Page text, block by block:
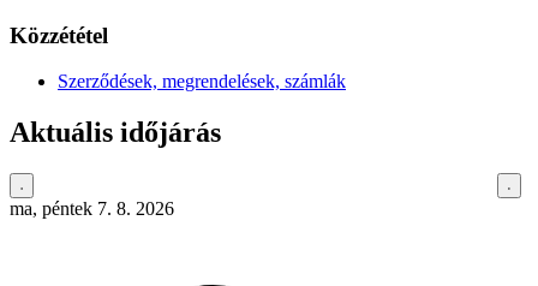
Közzététel
Szerződések, megrendelések, számlák
Aktuális időjárás
ma, péntek 7. 8. 2026